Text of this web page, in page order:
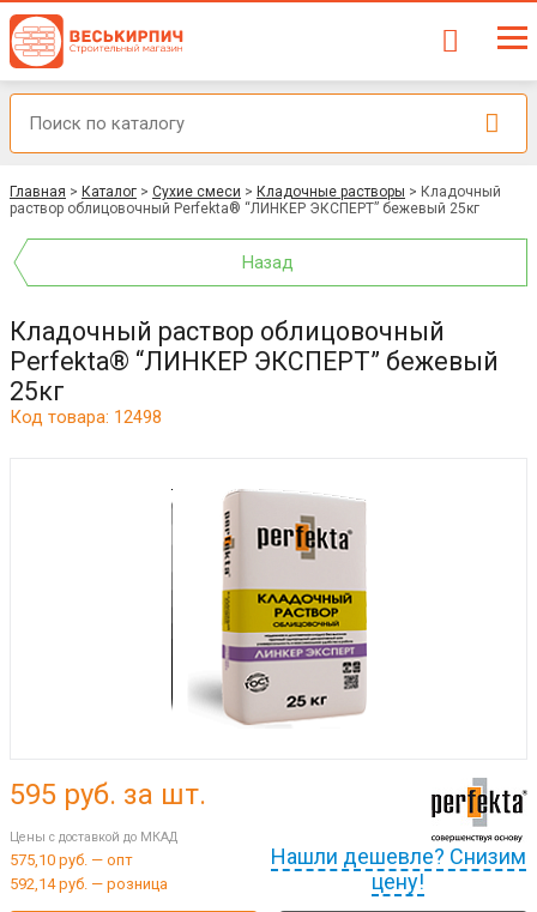
Главная > Каталог > Сухие смеси > Кладочные растворы > Кладочный
раствор облицовочный Perfekta® “ЛИНКЕР ЭКСПЕРТ” бежевый 25кг
Назад
Кладочный раствор облицовочный
Perfekta® “ЛИНКЕР ЭКСПЕРТ” бежевый
25кг
Код товара: 12498
Нашли дешевле? Снизим
цену!
595 руб. за шт.
Цены с доставкой до МКАД
575,10 руб. — опт
592,14 руб. — розница